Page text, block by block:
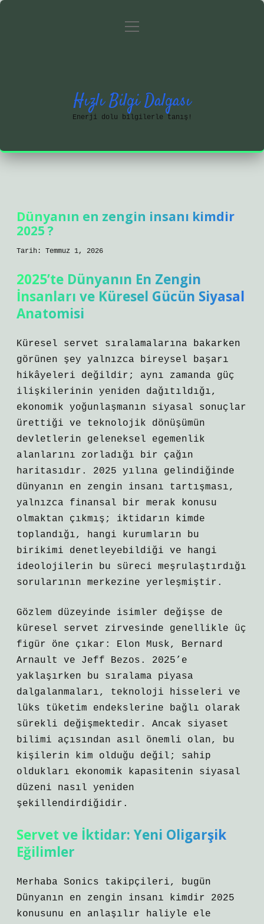
Gizlilik Politikası
menüyü
Hızlı Bilgi Dalgası
Enerji dolu bilgilerle tanış!
Dünyanın en zengin insanı kimdir
2025 ?
Tarih: Temmuz 1, 2026
2025’te Dünyanın En Zengin
İnsanları ve Küresel Gücün Siyasal
Anatomisi
Küresel servet sıralamalarına bakarken
görünen şey yalnızca bireysel başarı
hikâyeleri değildir; aynı zamanda güç
ilişkilerinin yeniden dağıtıldığı,
ekonomik yoğunlaşmanın siyasal sonuçlar
ürettiği ve teknolojik dönüşümün
devletlerin geleneksel egemenlik
alanlarını zorladığı bir çağın
haritasıdır. 2025 yılına gelindiğinde
dünyanın en zengin insanı tartışması,
yalnızca finansal bir merak konusu
olmaktan çıkmış; iktidarın kimde
toplandığı, hangi kurumların bu
birikimi denetleyebildiği ve hangi
ideolojilerin bu süreci meşrulaştırdığı
sorularının merkezine yerleşmiştir.
Gözlem düzeyinde isimler değişse de
küresel servet zirvesinde genellikle üç
figür öne çıkar: Elon Musk, Bernard
Arnault ve Jeff Bezos. 2025’e
yaklaşırken bu sıralama piyasa
dalgalanmaları, teknoloji hisseleri ve
lüks tüketim endekslerine bağlı olarak
sürekli değişmektedir. Ancak siyaset
bilimi açısından asıl önemli olan, bu
kişilerin kim olduğu değil; sahip
oldukları ekonomik kapasitenin siyasal
düzeni nasıl yeniden
şekillendirdiğidir.
Servet ve İktidar: Yeni Oligarşik
Eğilimler
Merhaba Sonics takipçileri, bugün
Dünyanın en zengin insanı kimdir 2025
konusunu en anlaşılır haliyle ele